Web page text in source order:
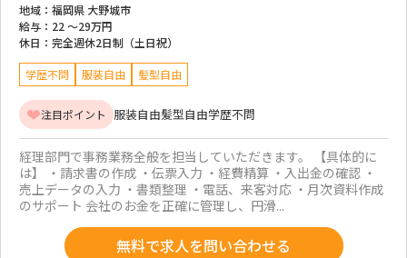
地域： 福岡県 大野城市
給与： 22 ～29万円
休日： 完全週休2日制（土日祝）
学歴不問 服装自由 髪型自由
注目ポイント 服装自由髪型自由学歴不問
経理部門で事務業務全般を担当していただきます。 【具体的に
は】 ・請求書の作成 ・伝票入力 ・経費精算 ・入出金の確認 ・
売上データの入力 ・書類整理 ・電話、来客対応 ・月次資料作成
のサポート 会社のお金を正確に管理し、円滑...
無料で求人を問い合わせる